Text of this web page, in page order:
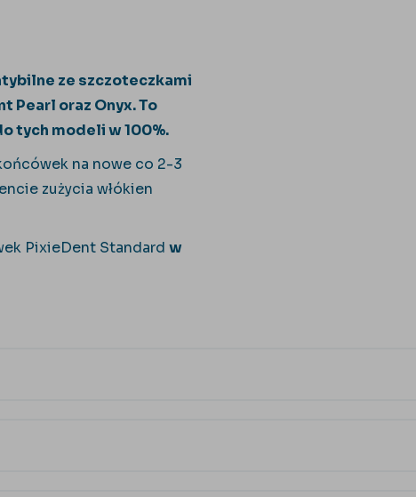
ze szczoteczkami
Pearl oraz Onyx. To
tych modeli w 100%.
na nowe co 2-3
zużycia włókien
PixieDent Standard w